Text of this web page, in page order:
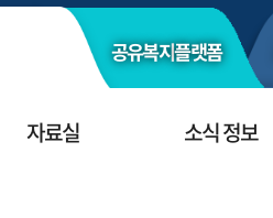
공유복지플랫폼
자료실 소식 정보